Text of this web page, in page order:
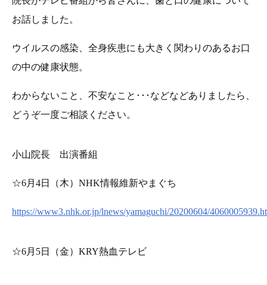
お話しました。
ウイルスの感染、全身疾患にも大きく関わりのあるお口
の中の健康状態。
わからないこと、不安なこと･･･などなどありましたら、
どうぞ一度ご相談ください。
小山院長 出演番組
☆6月4日（木）NHK情報維新やまぐち
https://www3.nhk.or.jp/lnews/yamaguchi/20200604/
☆6月5日（金）KRY熱血テレビ